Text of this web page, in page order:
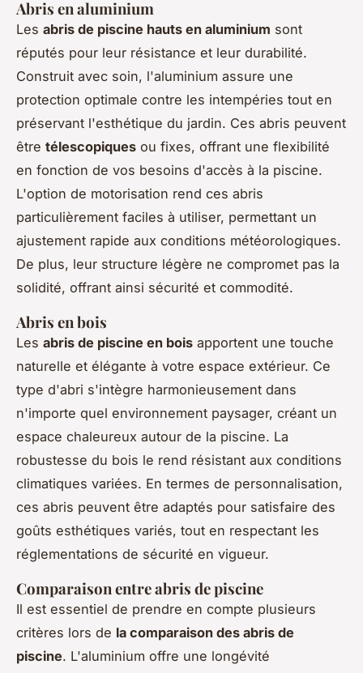
Abris en aluminium
Les abris de piscine hauts en aluminium sont
réputés pour leur résistance et leur durabilité.
Construit avec soin, l'aluminium assure une
protection optimale contre les intempéries tout en
préservant l'esthétique du jardin. Ces abris peuvent
être télescopiques ou fixes, offrant une flexibilité
en fonction de vos besoins d'accès à la piscine.
L'option de motorisation rend ces abris
particulièrement faciles à utiliser, permettant un
ajustement rapide aux conditions météorologiques.
De plus, leur structure légère ne compromet pas la
solidité, offrant ainsi sécurité et commodité.
Abris en bois
Les abris de piscine en bois apportent une touche
naturelle et élégante à votre espace extérieur. Ce
type d'abri s'intègre harmonieusement dans
n'importe quel environnement paysager, créant un
espace chaleureux autour de la piscine. La
robustesse du bois le rend résistant aux conditions
climatiques variées. En termes de personnalisation,
ces abris peuvent être adaptés pour satisfaire des
goûts esthétiques variés, tout en respectant les
réglementations de sécurité en vigueur.
Comparaison entre abris de piscine
Il est essentiel de prendre en compte plusieurs
critères lors de la comparaison des abris de
piscine. L'aluminium offre une longévité